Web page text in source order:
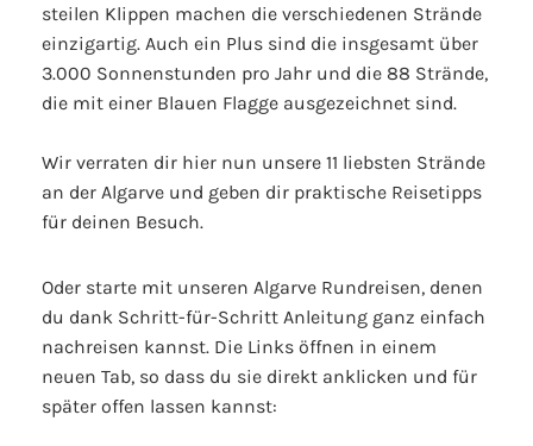
steilen Klippen machen die verschiedenen Strände
einzigartig. Auch ein Plus sind die insgesamt über
3.000 Sonnenstunden pro Jahr und die 88 Strände,
die mit einer Blauen Flagge ausgezeichnet sind.
Wir verraten dir hier nun unsere 11 liebsten Strände
an der Algarve und geben dir praktische Reisetipps
für deinen Besuch.
Oder starte mit unseren Algarve Rundreisen, denen
du dank Schritt-für-Schritt Anleitung ganz einfach
nachreisen kannst. Die Links öffnen in einem
neuen Tab, so dass du sie direkt anklicken und für
später offen lassen kannst: